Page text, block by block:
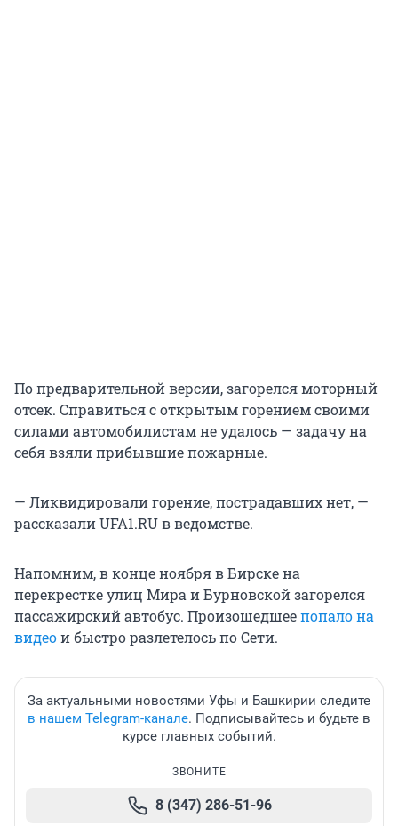
По предварительной версии, загорелся моторный
отсек. Справиться с открытым горением своими
силами автомобилистам не удалось — задачу на
себя взяли прибывшие пожарные.
— Ликвидировали горение, пострадавших нет, —
рассказали UFA1.RU в ведомстве.
Напомним, в конце ноября в Бирске на
перекрестке улиц Мира и Бурновской загорелся
пассажирский автобус. Произошедшеепопало на
видеои быстро разлетелось по Сети.
За актуальными новостями Уфы и Башкирии следите
в нашем Telegram-канале. Подписывайтесь и будьте в
курсе главных событий.
ЗВОНИТЕ
8 (347) 286-51-96